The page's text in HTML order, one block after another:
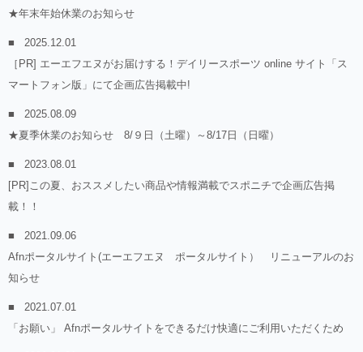
★年末年始休業のお知らせ
2025.12.01
［PR] エーエフエヌがお届けする！デイリースポーツ online サイト「ス
マートフォン版」にて企画広告掲載中!
2025.08.09
★夏季休業のお知らせ 8/９日（土曜）～8/17日（日曜）
2023.08.01
[PR]この夏、おススメしたい商品や情報満載でスポニチで企画広告掲
載！！
2021.09.06
Afnポータルサイト(エーエフエヌ ポータルサイト） リニューアルのお
知らせ
2021.07.01
「お願い」 Afnポータルサイトをできるだけ快適にご利用いただくため